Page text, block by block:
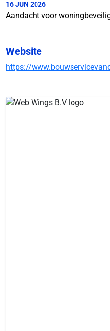
16 JUN 2026
Aandacht voor
Website
https://